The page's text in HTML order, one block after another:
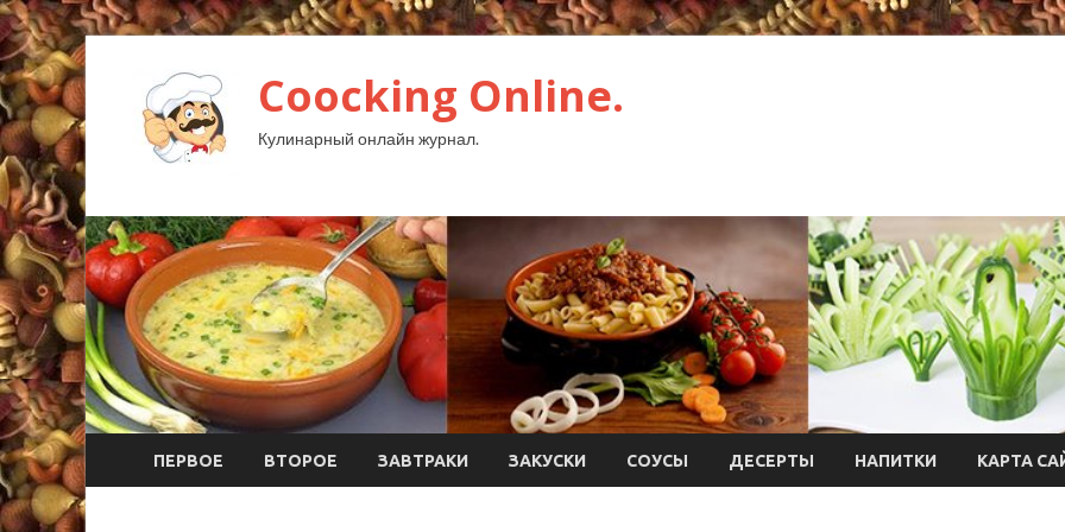
Coocking Online.
Кулинарный онлайн журнал.
ПЕРВОЕ ВТОРОЕ ЗАВТРАКИ ЗАКУСКИ СОУСЫ ДЕСЕРТЫ НАПИТКИ КАРТА